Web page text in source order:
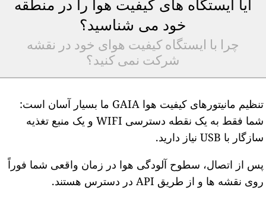
خود می شناسید؟
چرا با ایستگاه کیفیت هوای خود در نقشه
شرکت نمی کنید؟
تنظیم مانیتورهای کیفیت هوا GAIA ما بسیار آسان است:
شما فقط به یک نقطه دسترسی WIFI و یک منبع تغذیه
سازگار با USB نیاز دارید.
پس از اتصال، سطوح آلودگی هوا در زمان واقعی شما فوراً
روی نقشه ها و از طریق API در دسترس هستند.